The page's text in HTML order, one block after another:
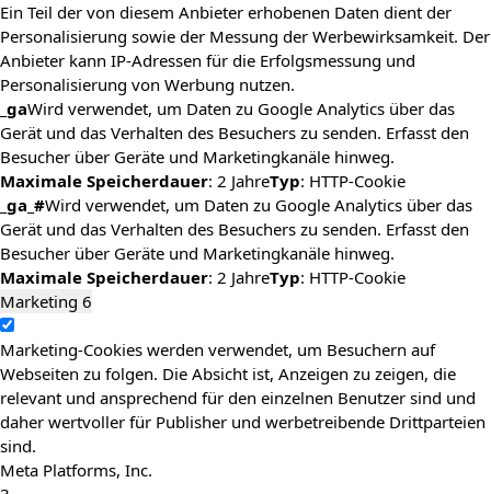
Ein Teil der von diesem Anbieter erhobenen Daten dient der
Personalisierung sowie der Messung der Werbewirksamkeit. Der
Anbieter kann IP-Adressen für die Erfolgsmessung und
Personalisierung von Werbung nutzen.
_gaWird verwendet, um Daten zu Google Analytics über das
Gerät und das Verhalten des Besuchers zu senden. Erfasst den
Besucher über Geräte und Marketingkanäle hinweg.
Maximale Speicherdauer: 2 JahreTyp: HTTP-Cookie
_ga_#Wird verwendet, um Daten zu Google Analytics über das
Gerät und das Verhalten des Besuchers zu senden. Erfasst den
Besucher über Geräte und Marketingkanäle hinweg.
Maximale Speicherdauer: 2 JahreTyp: HTTP-Cookie
Marketing 6
Marketing-Cookies werden verwendet, um Besuchern auf
Webseiten zu folgen. Die Absicht ist, Anzeigen zu zeigen, die
relevant und ansprechend für den einzelnen Benutzer sind und
daher wertvoller für Publisher und werbetreibende Drittparteien
sind.
Meta Platforms, Inc.